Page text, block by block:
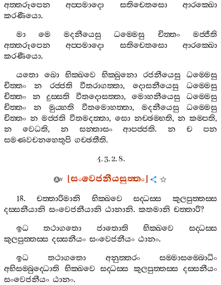
අත‍්තරූපෙන
අප‍්පමාදො සතිචෙතසො
ආරක‍්ඛො
කරණීයො.
මා
මෙ මදනීයෙසු ධම‍්මෙසු චිත‍්තං
මජ‍්ජීති
අත‍්තරූපෙන
අප‍්පමාදො සතිචෙතසො
ආරක‍්ඛො
කරණීයො.
යතො
ඛො භික‍්ඛවෙ භික‍්ඛුනො රජනීයෙසු
ධම‍්මෙසු
චිත‍්තං
න රජ‍්ජති වීතරාගත‍්තා,දොසනීයෙසු
ධම‍්මෙසු
චිත‍්තං
න දුස‍්සති වීතදොසත‍්තා,මොහනීයෙසු
ධම‍්මෙසු
චිත‍්තං
න මුය‍්හති වීතමොහත‍්තා, මදනීයෙසු
ධම‍්මෙසු
චිත‍්තං න මජ‍්ජති වීතමදත‍්තා, සො නච‍්ඡම‍්භති,න කම‍්පති,
න
වෙධති, න සන‍්තාසං ආපජ‍්ජති.න ච
පන
සමණවචනහෙතුපි ගච‍්ඡතීති.
4. 3. 2. 8.
[සංවෙජනීයසුත‍්තං]
18.චත‍්තාරිමානි භික‍්ඛවෙ සද‍්ධස‍්ස
කුලපුත‍්තස‍්ස
දස‍්සනීයානි සංවෙජනීයානි ඨානානි. කතමානි චත‍්තාරි?
ඉධ
තථාගතො ජාතොති භික‍්ඛවෙ
සද‍්ධස‍්ස
කුලපුත‍්තස‍්ස දස‍්සනීයං සංවෙජනීයං ඨානං.
ඉධ
තථාගතො අනුත‍්තරං
සම‍්මාසම‍්බොධිං
අභිසම‍්බුද‍්ධොති
භික‍්ඛවෙ සද‍්ධස‍්ස කුලපුත‍්තස‍්ස දස‍්සනීයං
සංවෙජනීයං ඨානං.